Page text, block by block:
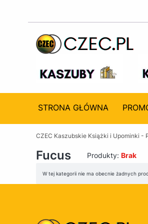
STRONA GŁÓWNA
CZEC Kaszubskie Książki i Upominki -
Fucus Produkty: Brak
Lista produktów
W tej kategorii nie ma obecnie żadnych